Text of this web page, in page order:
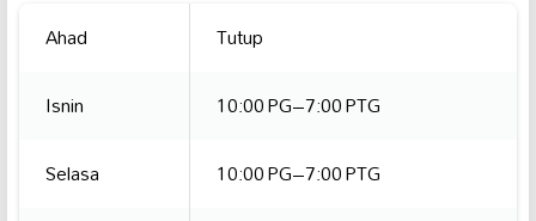
Ahad
Tutup
Isnin
10:00 PG–7:00 PTG
Selasa
10:00 PG–7:00 PTG